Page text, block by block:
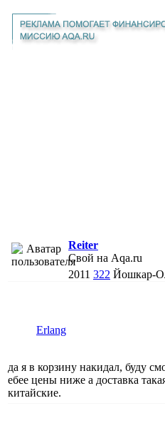
Reiter
Свой на Aqa.ru
2011 322 Йошкар-
Erlang
да я в корзину накидал, буду
ебее цены ниже а доставка
китайские.